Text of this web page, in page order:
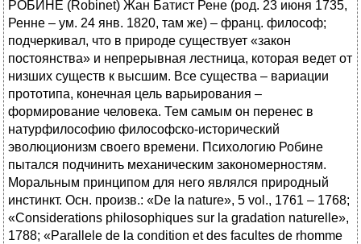
РОБИНЕ (Robinet) Жан Батист Рене (род. 23 июня 1735,
Ренне – ум. 24 янв. 1820, там же) – франц. философ;
подчеркивал, что в природе существует «закон
постоянства» и непрерывная лестница, которая ведет от
низших существ к высшим. Все существа – вариации
прототипа, конечная цель варьирования –
формирование человека. Тем самым он перенес в
натурфилософию философско-исторический
эволюционизм своего времени. Психологию Робине
пытался подчинить механическим закономерностям.
Моральным принципом для него являлся природный
инстинкт. Осн. произв.: «De la nature», 5 vol., 1761 – 1768;
«Considerations philosophiques sur la gradation naturelle»,
1788; «Parallele de la condition et des facultes de rhomme